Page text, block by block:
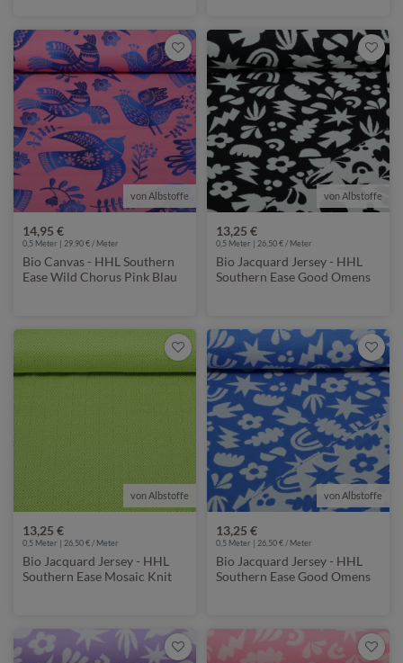
von Albstoffe
14,95 €
0,5 Meter | 29,90 € / Meter
Bio Canvas - HHL Southern
Ease Wild Chorus Pink Blau
von Albstoffe
13,25 €
0,5 Meter | 26,50 € / Meter
Bio Jacquard Jersey - HHL
Southern Ease Good Omens
von Albstoffe
13,25 €
0,5 Meter | 26,50 € / Meter
Bio Jacquard Jersey - HHL
Southern Ease Mosaic Knit
von Albstoffe
13,25 €
0,5 Meter | 26,50 € / Meter
Bio Jacquard Jersey - HHL
Southern Ease Good Omens